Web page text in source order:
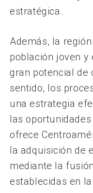
estratégica.
Además, la
población joven y
gran potencial de
sentido, los
una estrategia
las
ofrece
la adquisición de
mediante la
establecidas en